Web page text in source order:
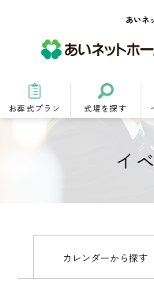
あいネ
お葬式プラン 式場を探す
イ
カレンダーから探す